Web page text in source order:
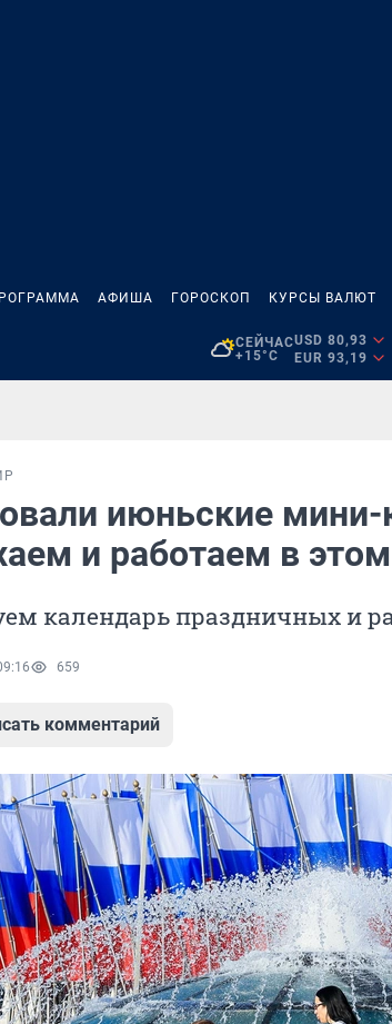
АФИША ГОРОСКОП КУРСЫ ВАЛЮТ
СЕЙЧАС
+15°C
USD 80,93
EUR 93,19
июньские
и работаем в
календарь праздничных и
659
комментарий